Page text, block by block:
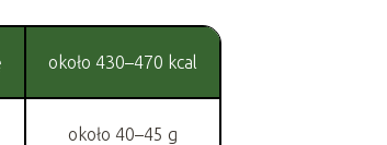
około 430–470 kcal
około 40–45 g